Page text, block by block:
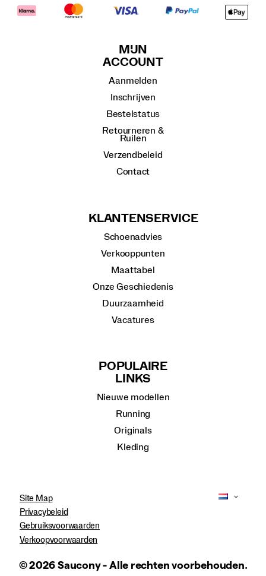
MIJN
ACCOUNT
Aanmelden
Inschrijven
Bestelstatus
Retourneren &
Ruilen
Verzendbeleid
Contact
KLANTENSERVICE
Schoenadvies
Verkooppunten
Maattabel
Onze Geschiedenis
Duurzaamheid
Vacatures
POPULAIRE
LINKS
Nieuwe modellen
Running
Originals
Kleding
Site Map
Privacybeleid
Gebruiksvoorwaarden
Verkoopvoorwaarden
© 2026 Saucony - Alle rechten voorbehouden.